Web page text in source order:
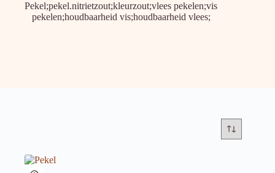
Pekel;pekel.nitrietzout;kleurzout;vlees pekelen;vis
pekelen;houdbaarheid vis;houdbaarheid vlees;